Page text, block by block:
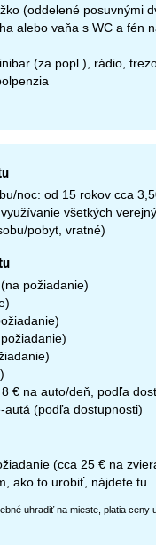
(oddelené posuvnými
alebo vaňa s WC a fén
(za popl.), rádio,
noc: od 15 rokov cca
všetkých
pobyt, vratné)
požiadanie)
€ na auto/deň, podľa
autá (podľa dostupnosti)
(cca 25 € na
ako to urobiť, nájdete tu
uhradiť na mieste, platia ceny